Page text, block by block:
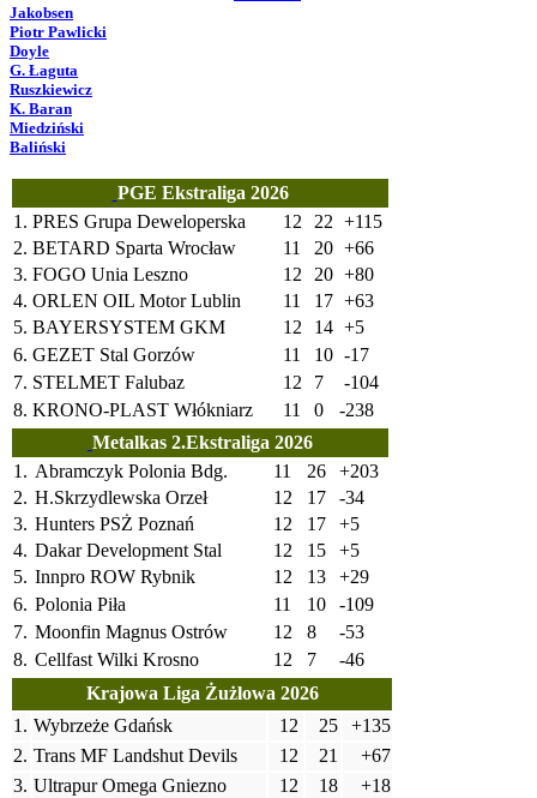
Jakobsen
Piotr Pawlicki
Doyle
G. Łaguta
Ruszkiewicz
K. Baran
Miedziński
Baliński
PGE Ekstraliga 2026
1. PRES Grupa Deweloperska 12 22 +115
2. BETARD Sparta Wrocław 11 20 +66
3. FOGO Unia Leszno 12 20 +80
4. ORLEN OIL Motor Lublin 11 17 +63
5. BAYERSYSTEM GKM 12 14 +5
6. GEZET Stal Gorzów 11 10 -17
7. STELMET Falubaz 12 7
-104
8. KRONO-PLAST Włókniarz 11 0
-238
Metalkas 2.Ekstraliga 2026
1. Abramczyk Polonia Bdg. 11 26
+203
2. H.Skrzydlewska Orzeł 12 17
-34
3. Hunters PSŻ Poznań 12 17
+5
4. Dakar Development Stal 12 15
+5
5. Innpro ROW Rybnik 12 13
+29
6. Polonia Piła 11 10
-109
7. Moonfin Magnus Ostrów 12 8
-53
8. Cellfast Wilki Krosno 12 7
-46
Krajowa Liga Żużlowa 2026
1. Wybrzeże Gdańsk 12 25
+135
2. Trans MF Landshut Devils 12 21
+67
3. Ultrapur Omega Gniezno 12 18
+18